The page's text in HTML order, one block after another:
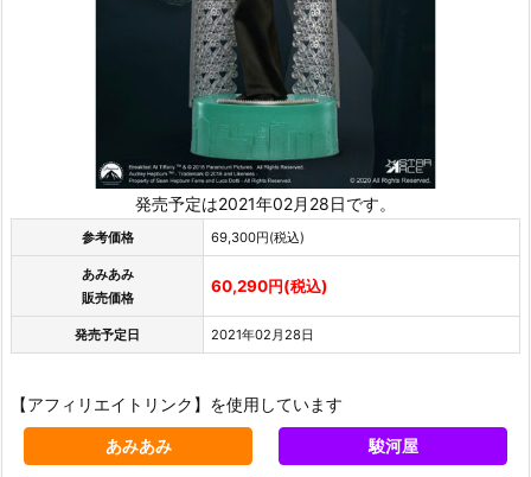
発売予定は2021年02月28日です。
参考価格 69,300円(税込)
あみあみ
販売価格
60,290円(税込)
発売予定日 2021年02月28日
【アフィリエイトリンク】を使用しています
あみあみ 駿河屋